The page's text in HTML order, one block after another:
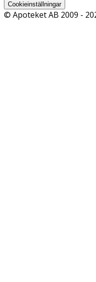
Cookieinställningar
© Apoteket AB 2009 -